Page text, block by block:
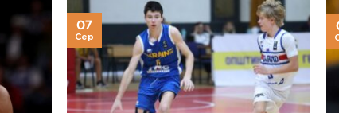
07
Сер